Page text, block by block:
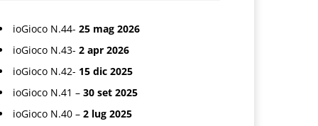
ioGioco N.44- 25 mag 2026
ioGioco N.43- 2 apr 2026
ioGioco N.42- 15 dic 2025
ioGioco N.41 – 30 set 2025
ioGioco N.40 – 2 lug 2025